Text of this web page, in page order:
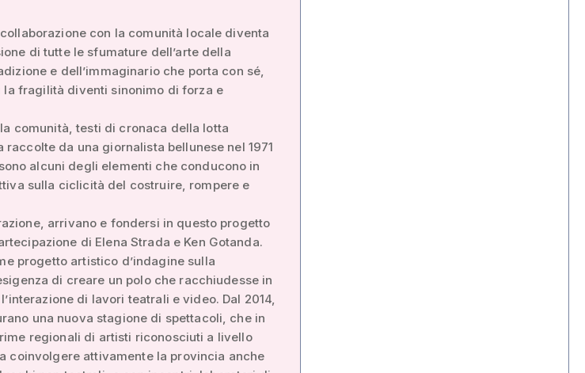
con la comunità locale diventa
di tutte le sfumature dell’arte della
e dell’immaginario che porta con sé,
la fragilità diventi sinonimo di forza e
comunità, testi di cronaca della lotta
da una giornalista bellunese nel 1971
alcuni degli elementi che conducono in
sulla ciclicità del costruire, rompere e
arrivano e fondersi in questo progetto
di Elena Strada e Ken Gotanda.
progetto artistico d’indagine sulla
di creare un polo che racchiudesse in
di lavori teatrali e video. Dal 2014,
una nuova stagione di spettacoli, che in
regionali di artisti riconosciuti a livello
coinvolgere attivamente la provincia anche